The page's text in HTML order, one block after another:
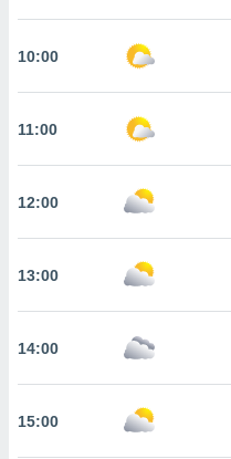
permite
seguir
coste.
a la
todas
nuestros
nos
análisis
CONFIGURACIÓN
10:00
11:00
12:00
13:00
14:00
15:00